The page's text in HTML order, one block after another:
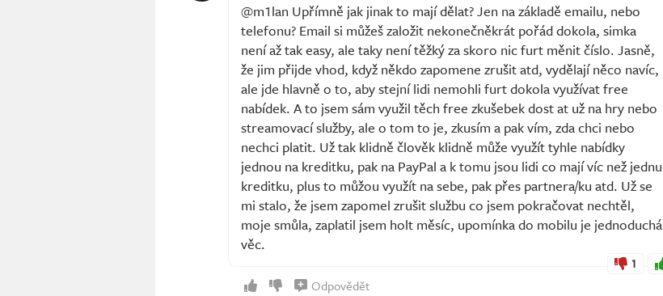
@m1lan Upřímně jak jinak to mají dělat? Jen na základě emailu, nebo
telefonu? Email si můžeš založit nekonečněkrát pořád dokola, simka
není až tak easy, ale taky není těžký za skoro nic furt měnit číslo. Jasně,
že jim přijde vhod, když někdo zapomene zrušit atd, vydělají něco navíc,
ale jde hlavně o to, aby stejní lidi nemohli furt dokola využívat free
nabídek. A to jsem sám využil těch free zkušebek dost at už na hry nebo
streamovací služby, ale o tom to je, zkusím a pak vím, zda chci nebo
nechci platit. Už tak klidně člověk klidně může využít tyhle nabídky
jednou na kreditku, pak na PayPal a k tomu jsou lidi co mají víc než jednu
kreditku, plus to můžou využít na sebe, pak přes partnera/ku atd. Už se
mi stalo, že jsem zapomel zrušit službu co jsem pokračovat nechtěl,
moje smůla, zaplatil jsem holt měsíc, upomínka do mobilu je jednoduchá
věc.
1
Odpovědět